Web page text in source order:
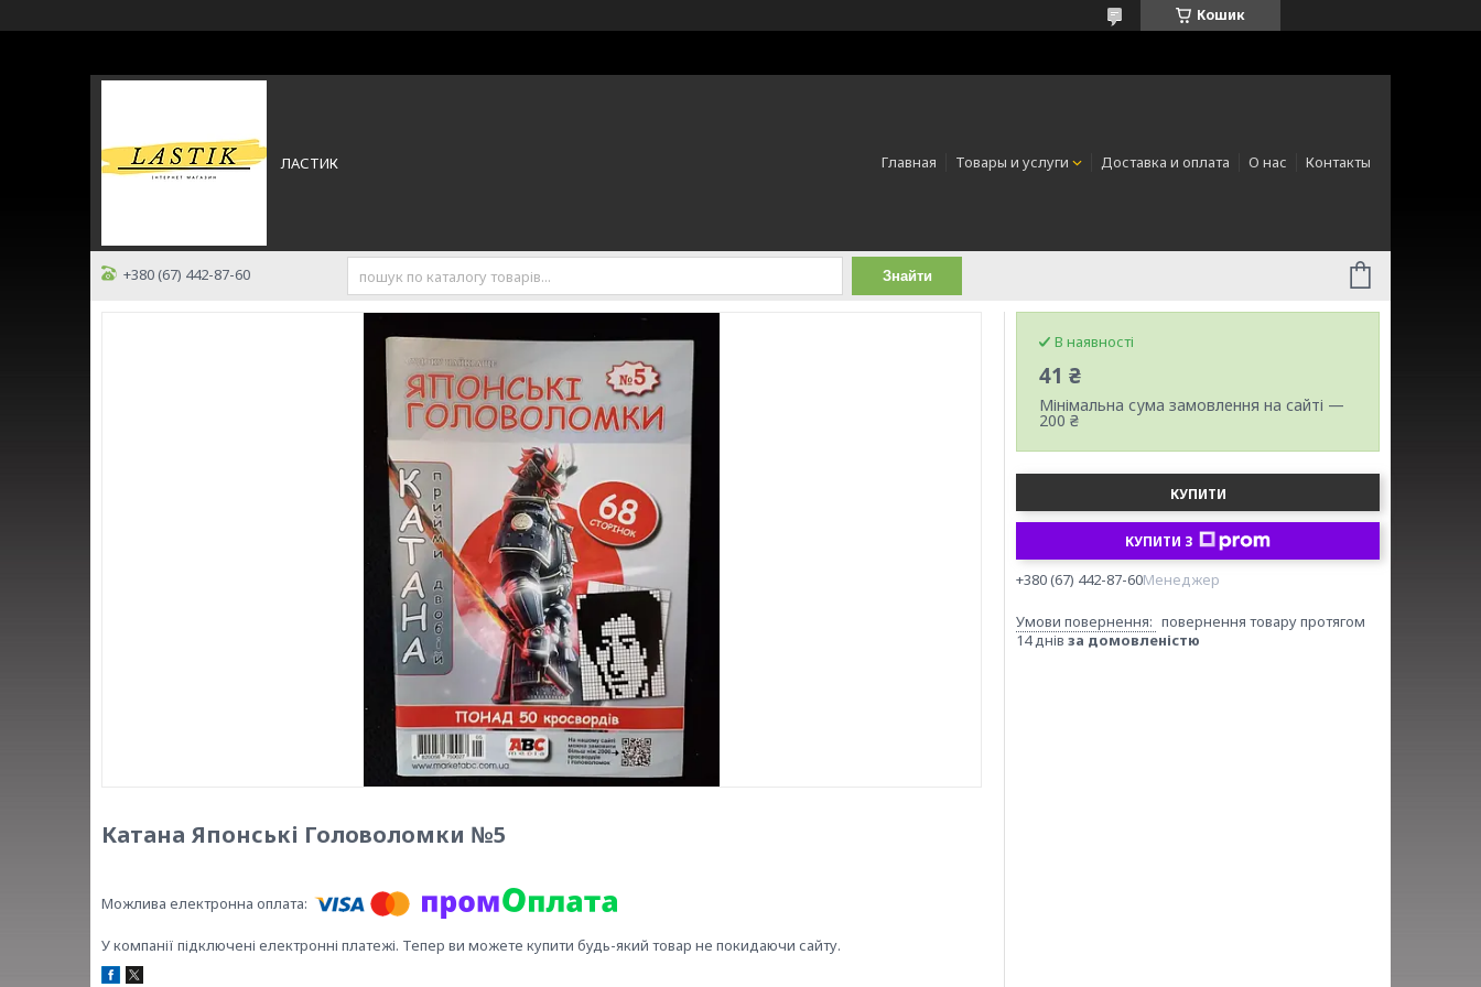
Кошик
ЛАСТИК Главная Товары и услуги Доставка и оплата О нас Контакты
+380 (67) 442-87-60 Знайти
Катана Японські Головоломки №5
У компанії підключені електронні платежі. Тепер ви можете купити будь-який товар не покидаючи сайту.
В наявності
41 ₴
Мінімальна сума замовлення на сайті —
200 ₴
КУПИТИ
КУПИТИ З
+380 (67) 442-87-60Менеджер
повернення товару протягом
14 днів за домовленістю